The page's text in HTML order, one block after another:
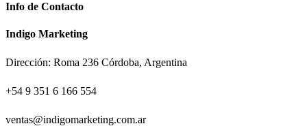
Info de Contacto
Indigo Marketing
Dirección: Roma 236 Córdoba, Argentina
+54 9 351 6 166 554
ventas@indigomarketing.com.ar